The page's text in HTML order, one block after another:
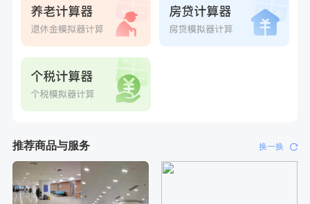
刚刚
黎** 购买了厨房家用多功能不锈钢刀具六件套装
推荐商品与服务 换一换